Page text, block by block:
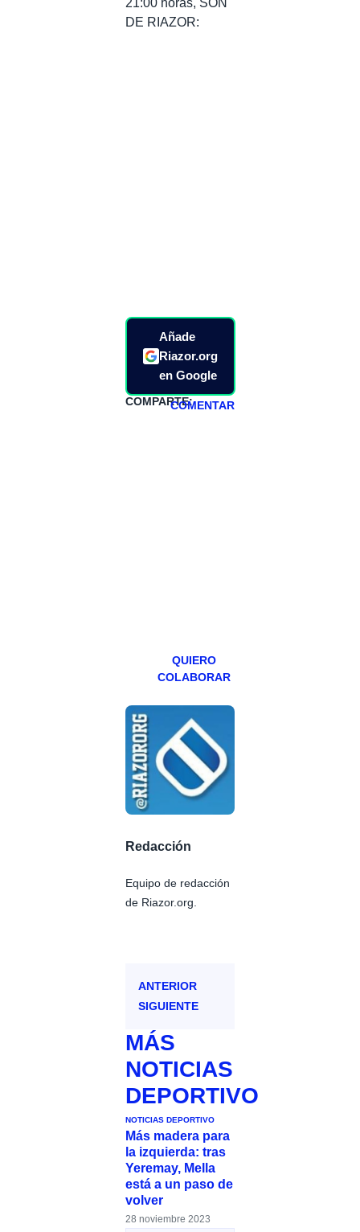
21:00 horas, SON
DE RIAZOR:
Añade
Riazor.org
en Google
COMPARTE:COMENTAR
QUIERO
COLABORAR
Redacción
Equipo de redacción
de Riazor.org.
ANTERIOR
SIGUIENTE
MÁS
NOTICIAS
DEPORTIVO
NOTICIAS DEPORTIVO
Más madera para
la izquierda: tras
Yeremay, Mella
está a un paso de
volver
28 noviembre 2023